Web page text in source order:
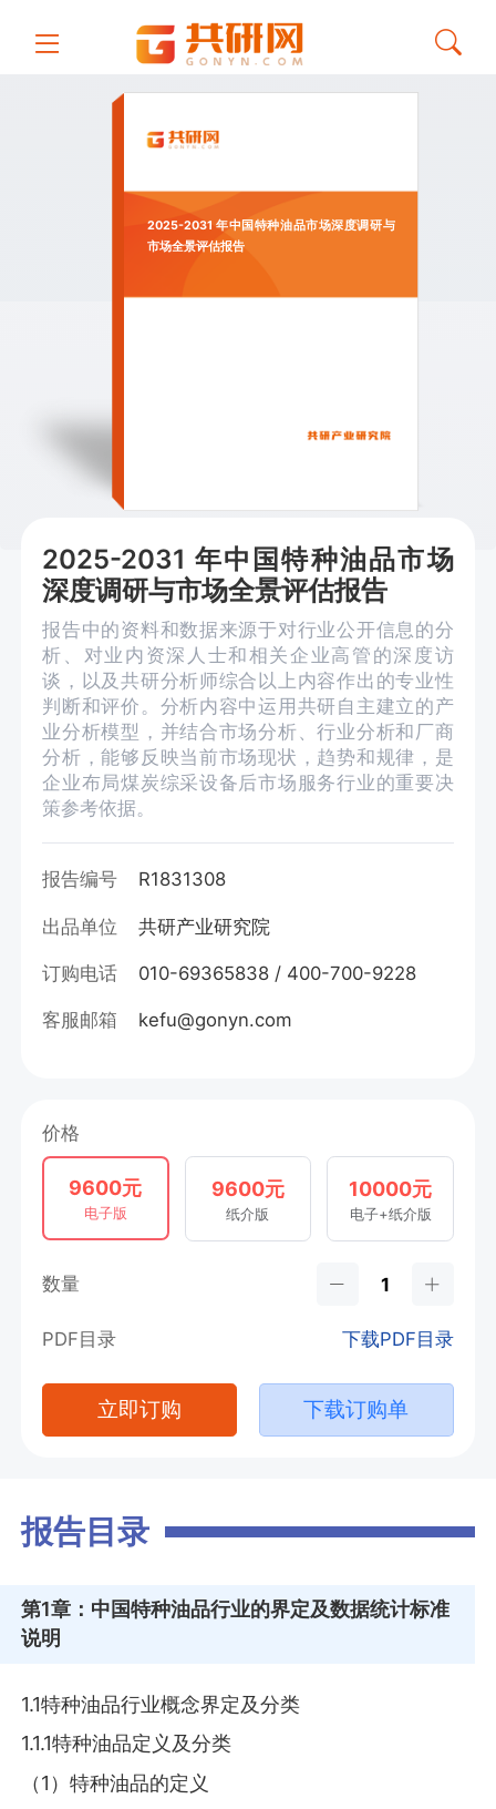
2025-2031 年中国特种油品市场深度调研与
市场全景评估报告
2025-2031 年中国特种油品市场
深度调研与市场全景评估报告
报告中的资料和数据来源于对行业公开信息的分
析、对业内资深人士和相关企业高管的深度访
谈，以及共研分析师综合以上内容作出的专业性
判断和评价。分析内容中运用共研自主建立的产
业分析模型，并结合市场分析、行业分析和厂商
分析，能够反映当前市场现状，趋势和规律，是
企业布局煤炭综采设备后市场服务行业的重要决
策参考依据。
报告编号 R1831308
出品单位 共研产业研究院
订购电话 010-69365838 / 400-700-9228
客服邮箱 kefu@gonyn.com
价格
9600元
电子版
9600元
纸介版
10000元
电子+纸介版
数量
PDF目录 下载PDF目录
立即订购 下载订购单
报告目录
第1章 ：中国特种油品行业的界定及数据统计标准
说明
1.1特种油品行业概念界定及分类
1.1.1特种油品定义及分类
（1）特种油品的定义